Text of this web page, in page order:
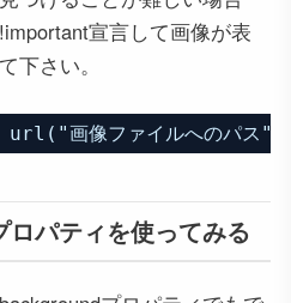
宣言して画像が表
下さい。
画像ファイルへのパ
パティを使ってみる